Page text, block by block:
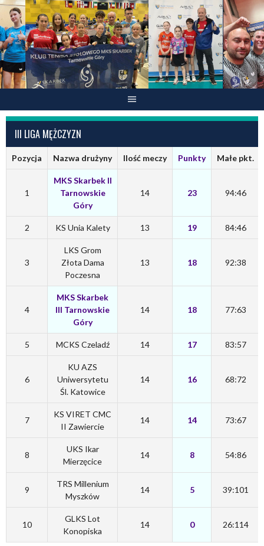
Skip
to
content
III LIGA MĘŻCZYZN
Pozycja Nazwa drużyny Ilość meczy Punkty Małe pkt.
1
MKS Skarbek II
Tarnowskie
Góry
14 23 94:46
2 KS Unia Kalety 13 19 84:46
3
LKS Grom
Złota Dama
Poczesna
13 18 92:38
4
MKS Skarbek
III Tarnowskie
Góry
14 18 77:63
5 MCKS Czeladź 14 17 83:57
6
KU AZS
Uniwersytetu
Śl. Katowice
14 16 68:72
7
KS VIRET CMC
II Zawiercie
14 14 73:67
8
UKS Ikar
Mierzęcice
14 8 54:86
9
TRS Millenium
Myszków
14 5 39:101
10
GLKS Lot
Konopiska
14 0 26:114